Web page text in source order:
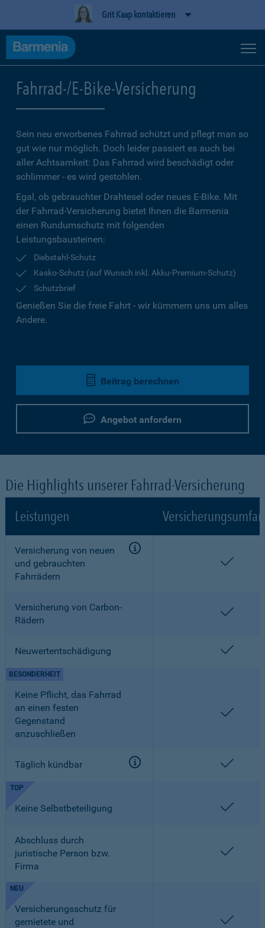
Grit Kaap kontaktieren
Fahrrad-/E-Bike-Versicherung
Sein neu erworbenes Fahrrad schützt und pflegt man so
gut wie nur möglich. Doch leider passiert es auch bei
aller Achtsamkeit: Das Fahrrad wird beschädigt oder
schlimmer - es wird gestohlen.
Egal, ob gebrauchter Drahtesel oder neues E-Bike. Mit
der Fahrrad-Versicherung bietet Ihnen die Barmenia
einen Rundumschutz mit folgenden
Leistungsbausteinen:
Diebstahl-Schutz
Kasko-Schutz (auf Wunsch inkl. Akku-Premium-Schutz)
Schutzbrief
Genießen Sie die freie Fahrt - wir kümmern uns um alles
Andere.
Beitrag berechnen
Angebot anfordern
Die Highlights unserer Fahrrad-Versicherung
Leistungen
Versicherung von neuen
und gebrauchten
Fahrrädern
Versicherung von Carbon-
Rädern
Neuwertentschädigung
Keine Pflicht, das Fahrrad
an einen festen
Gegenstand
anzuschließen
BESONDERHEIT
Täglich kündbar
TOP
Keine Selbstbeteiligung
Abschluss durch
juristische Person bzw.
Firma
NEU
Versicherungsschutz für
gemietete und